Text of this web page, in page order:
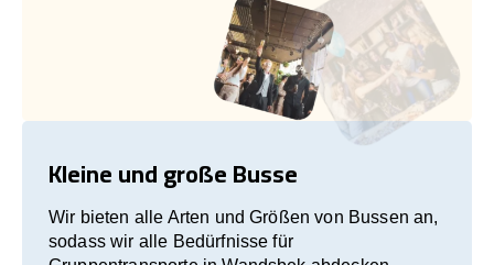
Kleine und große Busse
Wir bieten alle Arten und Größen von Bussen an,
sodass wir alle Bedürfnisse für